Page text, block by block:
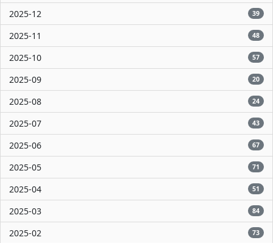
2025-12 39
2025-11 48
2025-10 57
2025-09 20
2025-08 24
2025-07 43
2025-06 67
2025-05 71
2025-04 51
2025-03 84
2025-02 73